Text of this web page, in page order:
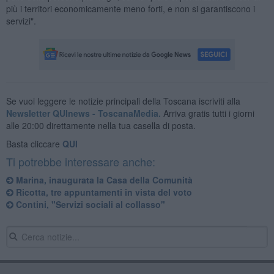
più i territori economicamente meno forti, e non si garantiscono i
servizi".
Se vuoi leggere le notizie principali della Toscana iscriviti alla
Newsletter QUInews - ToscanaMedia. Arriva gratis tutti i giorni
alle 20:00 direttamente nella tua casella di posta.
Basta cliccare QUI
Ti potrebbe interessare anche:
Marina, inaugurata la Casa della Comunità
Ricotta, tre appuntamenti in vista del voto
Contini, "Servizi sociali al collasso"